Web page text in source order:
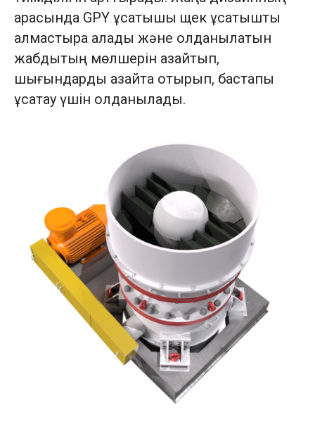
арқасында GPY ұсатқышы щек ұсатқышты
алмастыра алады және қолданылатын
жабдықтың мөлшерін азайтып,
шығындарды азайта отырып, бастапқы
ұсақтау үшін қолданылады.